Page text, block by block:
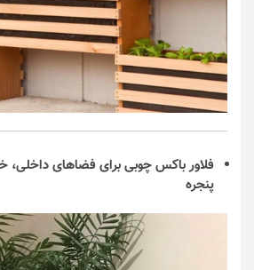
فلاور باکس چوبی برای فضاهای
پنجره